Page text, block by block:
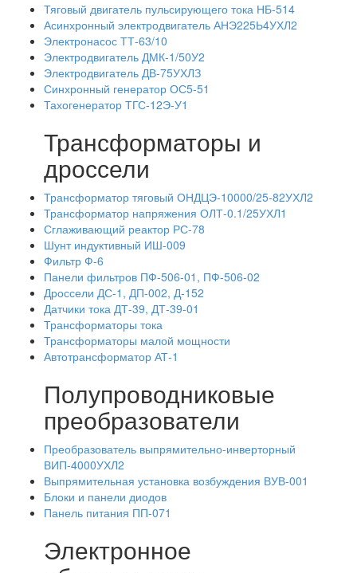
Тяговый двигатель пульсирующего тока НБ-514
Асинхронный электродвигатель АНЭ225Ь4УХЛ2
Электронасос ТТ-63/10
Электродвигатель ДМК-1/50У2
Электродвигатель ДВ-75УХЛЗ
Синхронный генератор ОС5-51
Тахогенератор ТГС-12Э-У1
Трансформаторы и
дроссели
Трансформатор тяговый ОНДЦЭ-10000/25-82УХЛ2
Трансформатор напряжения ОЛТ-0.1/25УХЛ1
Сглаживающий реактор РС-78
Шунт индуктивный ИШ-009
Фильтр Ф-6
Панели фильтров ПФ-506-01, ПФ-506-02
Дроссели ДС-1, ДП-002, Д-152
Датчики тока ДТ-39, ДТ-39-01
Трансформаторы тока
Трансформаторы малой мощности
Автотрансформатор АТ-1
Полупроводниковые
преобразователи
Преобразователь выпрямительно-инверторный
ВИП-4000УХЛ2
Выпрямительная установка возбуждения ВУВ-001
Блоки и панели диодов
Панель питания ПП-071
Электронное